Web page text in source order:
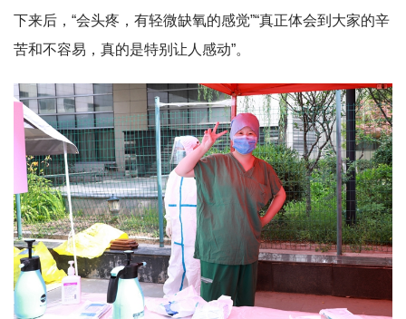
下来后，“会头疼，有轻微缺氧的感觉”“真正体会到大家的辛
苦和不容易，真的是特别让人感动”。